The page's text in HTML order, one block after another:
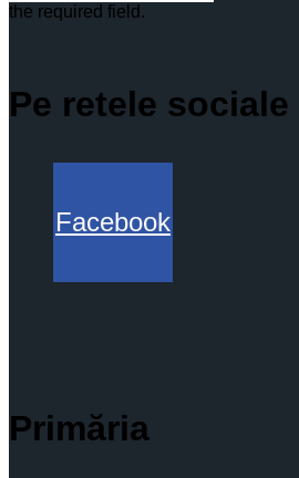
the required field.
Pe retele sociale
Facebook
Primăria